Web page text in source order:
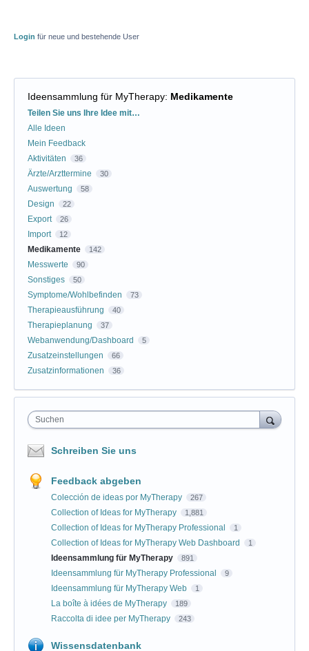
Login für neue und bestehende User
Ideensammlung für MyTherapy: Medikamente
Kategorien
Teilen Sie uns Ihre Idee mit…
Alle Ideen
Mein Feedback
Aktivitäten
36
Ärzte/Arzttermine 30
Auswertung 58
Design 22
Export 26
Import 12
Medikamente 142
Messwerte 90
Sonstiges 50
Symptome/Wohlbefinden 73
Therapieausführung 40
Therapieplanung 37
Webanwendung/Dashboard 5
Zusatzeinstellungen 66
Zusatzinformationen 36
Suchen
Schreiben Sie uns
Feedback abgeben
Colección de ideas por MyTherapy 267
Collection of Ideas for MyTherapy 1,881
Collection of Ideas for MyTherapy Professional 1
Collection of Ideas for MyTherapy Web Dashboard 1
Ideensammlung für MyTherapy 891
Ideensammlung für MyTherapy Professional 9
Ideensammlung für MyTherapy Web 1
La boîte à idées de MyTherapy 189
Raccolta di idee per MyTherapy 243
Wissensdatenbank